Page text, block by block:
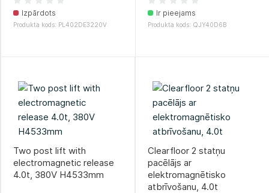
Izpārdots
Produkta kods: PL402DE3220V
Ir pieejams
Produkta kods: QJY40D6B
Two post lift with
electromagnetic release
4.0t, 380V H4533mm
Clearfloor 2 statņu
pacēlājs ar
elektromagnētisko
atbrīvošanu, 4.0t